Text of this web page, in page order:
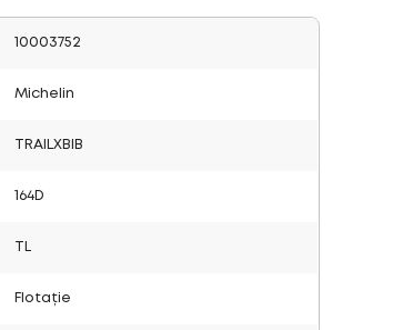
10003752
Michelin
TRAILXBIB
164D
Flotație